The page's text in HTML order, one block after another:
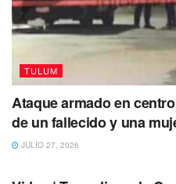
inmueble, ya que en ese
prisión y elGobierno
Bloque de Búsqueda
TULUM
Ataque armado en
de un fallecido y una
JULIO 27, 2026